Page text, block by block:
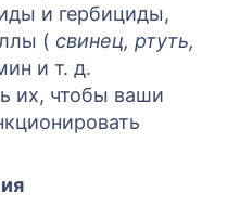
и гербициды,
( свинец, ртуть,
и т. д.
их, чтобы ваши